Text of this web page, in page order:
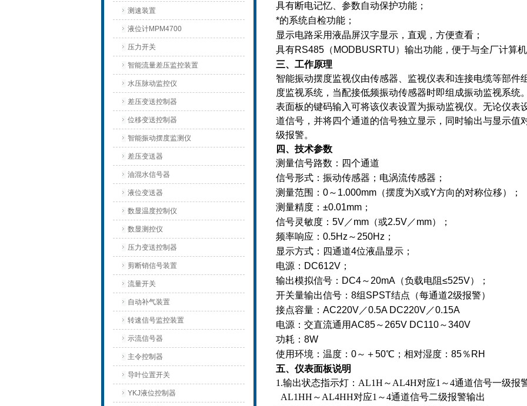
测速装置
液位计MPM4700
压力开关
智能流量差压监控装置
水压脉动监控仪
差压变送控制器
位移变送控制器
智能振动摆度监测仪
差压变送器
油混水信号器
液位变送器
数显温度控制仪
数显测控仪
压力变送控制器
剪断销信号装置
流量开关
自动补气装置
转速信号监控装置
示流信号器
主令控制器
导叶位置开关
YKJ液位控制器
具有断电记忆、参数自动保护功能；
*的系统自检功能；
显示电路采用液晶屏汉字显示，直观，方便查看；
具有RS485（MODBUSRTU）输出功能，便于与全厂计
三、工作原理
智能振动摆度监视仪由传感器、监视仪表和连接电缆等部件
度监视系统，当配接低频振动传感器时即组成振动监视系统
表面板的键码输入可将该仪表设置为振动监视仪。无论仪表
道信号，并将四个通道的信号独立显示，同时输出与显示值
级报警。
四、技术参数
测量信号路数：四个通道
信号形式：振动传感器；电涡流传感器；
测量范围：0～1.000mm（摆度为X或Y方向的对称位移）；
测量精度：±0.01mm；
信号灵敏度：5V／mm（或2.5V／mm）；
频率响应：0.5Hz～250Hz；
显示方式：四通道4位液晶显示；
电源：DC612V；
输出模拟信号：DC4～20mA（负载电阻≤525V）；
开关量输出信号：8组SPST结点（每通道2级报警）
接点容量：AC220V／0.5A DC220V／0.15A
电源：交直流通用AC85～265V DC110～340V
功耗：8W
使用环境：温度：0～＋50℃；相对湿度：85％RH
五、仪表面板说明
1.输出状态指示灯：AL1H～AL4H对应1～4通道信号一级报
AL1HH～AL4HH对应1～4通道信号二级报警输出